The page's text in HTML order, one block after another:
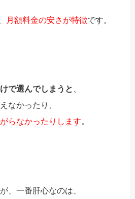
月額料金の安さが特徴です。
で選んでしまうと
なかったり、
らなかったりします。
、一番肝心なのは、